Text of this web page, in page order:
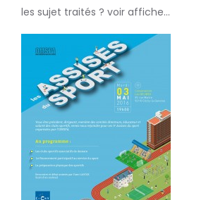
les sujet traités ? voir affiche…